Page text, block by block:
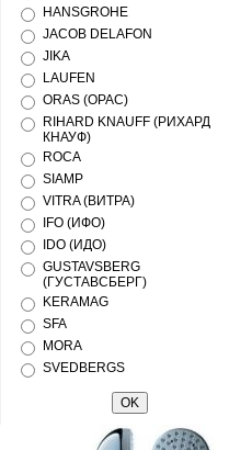
HANSGROHE
JACOB DELAFON
JIKA
LAUFEN
ORAS (ОРАС)
RIHARD KNAUFF (РИХАРД
КНАУФ)
ROCA
SIAMP
VITRA (ВИТРА)
IFO (ИФО)
IDO (ИДО)
GUSTAVSBERG
(ГУСТАВСБЕРГ)
KERAMAG
SFA
MORA
SVEDBERGS